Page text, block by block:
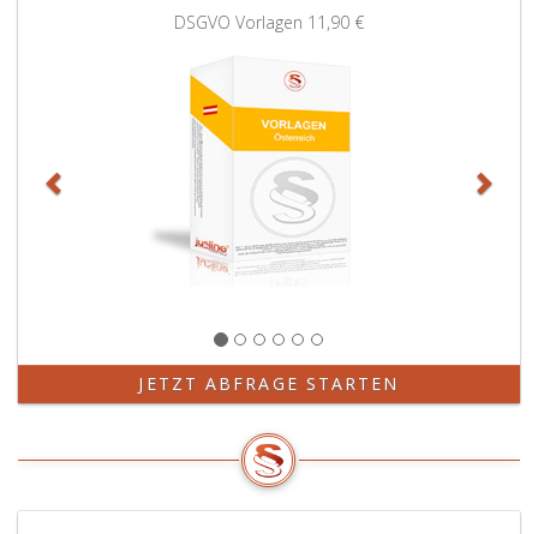
DSGVO Vorlagen 11,90 €
JETZT ABFRAGE STARTEN